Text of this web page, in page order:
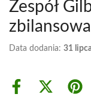
Zespół
Data dodania: 31
Share
Share